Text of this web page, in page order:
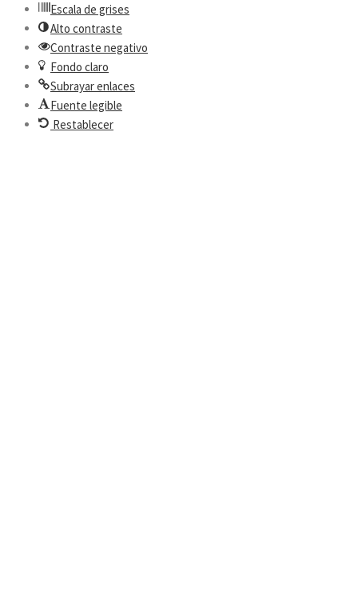
Escala de grises
Alto contraste
Contraste negativo
Fondo claro
Subrayar enlaces
Fuente legible
Restablecer